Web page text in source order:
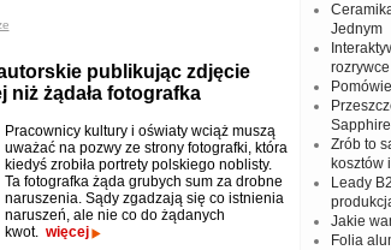
publikując zdjęcie
niż żądała fotografka
Pracownicy kultury i oświaty wciąż muszą
uważać na pozwy ze strony fotografki, która
kiedyś zrobiła portrety polskiego noblisty.
Ta fotografka żąda grubych sum za drobne
naruszenia. Sądy zgadzają się co istnienia
naruszeń, ale nie co do żądanych
kwot. więcej
Jednym
Zrób to
kosztów
Leady
Jakie
Folia